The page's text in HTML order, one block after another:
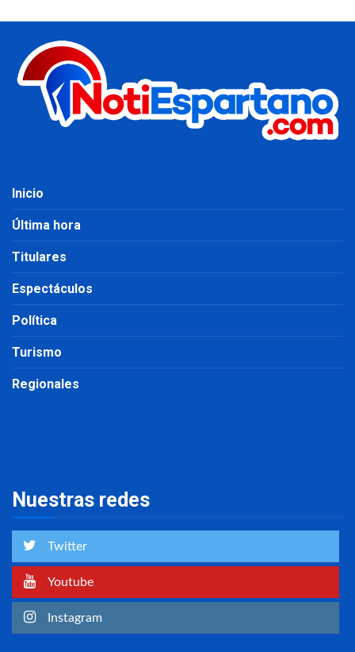
Inicio
Última hora
Titulares
Espectáculos
Política
Turismo
Regionales
Nuestras redes
Twitter
Youtube
Instagram